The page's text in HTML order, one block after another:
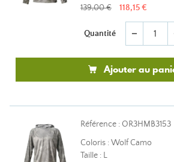
139,00 € 118,15 €
Quantité remove
Ajouter au
Référence : OR3HMB3153
Coloris : Wolf Camo
Taille : L